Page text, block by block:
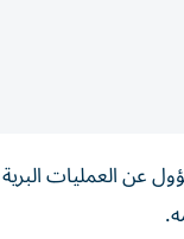
عن العمليات